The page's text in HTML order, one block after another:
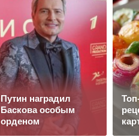
Путин наградил
Баскова особым
орденом